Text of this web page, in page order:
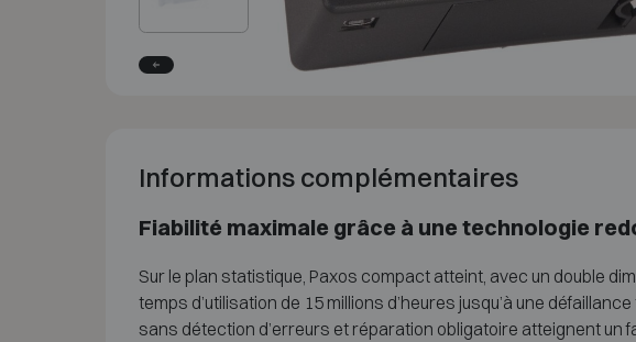
Informations complémentaires
Fiabilité maximale grâce à une technologie
Sur le plan statistique, Paxos compact atteint, avec un double
temps d’utilisation de 15 millions d’heures jusqu’à une
sans détection d’erreurs et réparation obligatoire atteignent un